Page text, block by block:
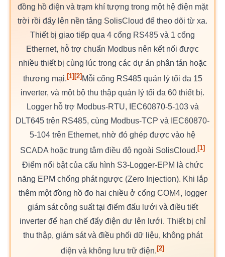
đồng hồ điện và trạm khí tượng trong một hệ điện mặt
trời rồi đẩy lên nền tảng SolisCloud để theo dõi từ xa.
Thiết bị giao tiếp qua 4 cổng RS485 và 1 cổng
Ethernet, hỗ trợ chuẩn Modbus nên kết nối được
nhiều thiết bị cùng lúc trong các dự án phân tán hoặc
thương mại. [1] [2]Mỗi cổng RS485 quản lý tối đa 15
inverter, và một bộ thu thập quản lý tối đa 60 thiết bị.
Logger hỗ trợ Modbus-RTU, IEC60870-5-103 và
DLT645 trên RS485, cùng Modbus-TCP và IEC60870-
5-104 trên Ethernet, nhờ đó ghép được vào hệ
SCADA hoặc trung tâm điều độ ngoài SolisCloud. [1]
Điểm nổi bật của cấu hình S3-Logger-EPM là chức
năng EPM chống phát ngược (Zero Injection). Khi lắp
thêm một đồng hồ đo hai chiều ở cổng COM4, logger
giám sát công suất tại điểm đấu lưới và điều tiết
inverter để hạn chế đẩy điện dư lên lưới. Thiết bị chỉ
thu thập, giám sát và điều phối dữ liệu, không phát
điện và không lưu trữ điện.[2]